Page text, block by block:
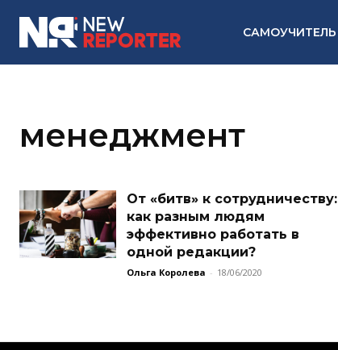
САМОУЧИТЕЛЬ
менеджмент
От «битв» к сотрудничеству:
как разным людям
эффективно работать в
одной редакции?
Ольга Королева - 18/06/2020